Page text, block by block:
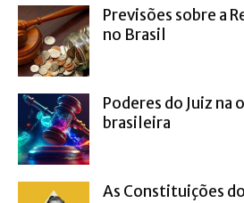
Previsões sobre a
no Brasil
Poderes do Juiz na
brasileira
As Constituições